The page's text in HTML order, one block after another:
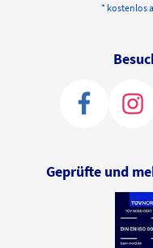
* kostenlos
Geprüfte und